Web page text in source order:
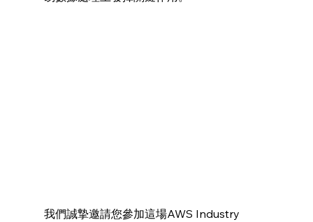
我們誠摯邀請您參加這場AWS Industry